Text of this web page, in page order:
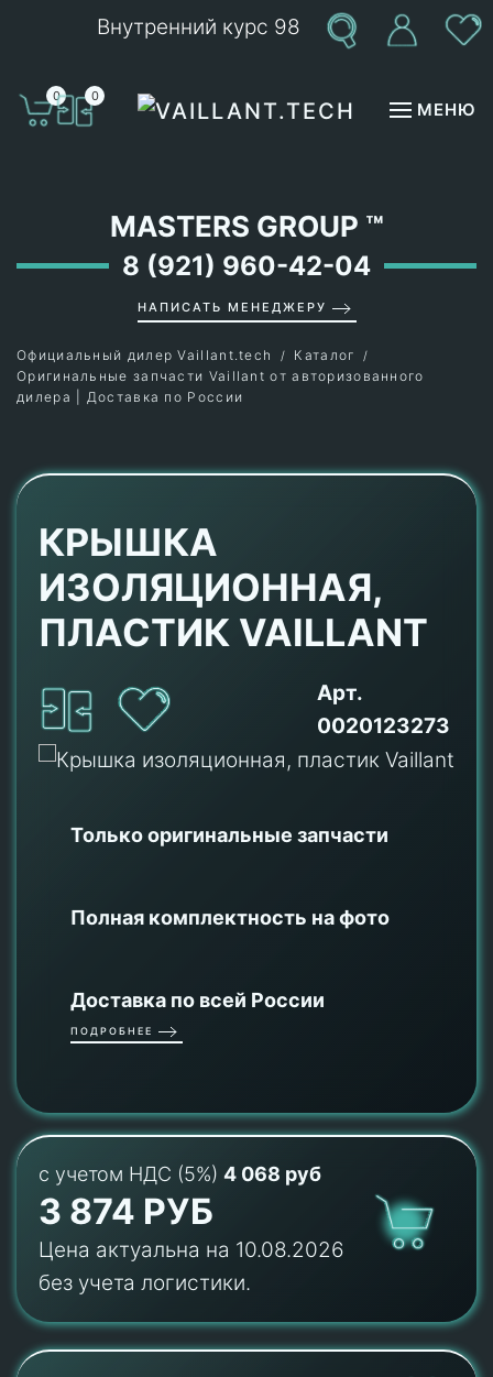
Внутренний курс 98
0 0
МЕНЮ
MASTERS GROUP ™
8 (921) 960-42-04
НАПИСАТЬ МЕНЕДЖЕРУ
Официальный дилер Vaillant.tech
Каталог
Оригинальные запчасти Vaillant от авторизованного
дилера | Доставка по России
КРЫШКА
ИЗОЛЯЦИОННАЯ,
ПЛАСТИК VAILLANT
Арт.
0020123273
Только оригинальные запчасти
Полная комплектность на фото
Доставка по всей России
ПОДРОБНЕЕ
с учетом НДС (5%) 4 068 руб
3 874 РУБ
Цена актуальна на 10.08.2026
без учета логистики.